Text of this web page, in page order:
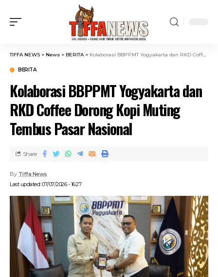
TIFFA NEWS > News > BERITA> Kolaborasi BBPPMT Yogyakarta dan RKD Coffee Dorong Kopi Muting Tembus Pasar Nasional
BERITA
Kolaborasi BBPPMT Yogyakarta dan
RKD Coffee Dorong Kopi Muting
Tembus Pasar Nasional
Last updated: 07/07/2026 - 16:27
By Tiffa News
Share